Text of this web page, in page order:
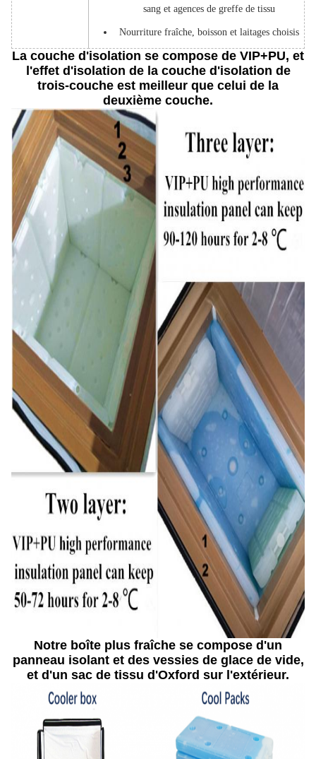
sang et agences de greffe de tissu
Nourriture fraîche, boisson et laitages choisis
La couche d'isolation se compose de VIP+PU, et
l'effet d'isolation de la couche d'isolation de
trois-couche est meilleur que celui de la
deuxième couche.
Notre boîte plus fraîche se compose d'un
panneau isolant et des vessies de glace de vide,
et d'un sac de tissu d'Oxford sur l'extérieur.